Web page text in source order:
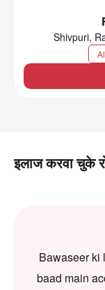
Shivpuri,
इलाज करवा चुके
Bawaseer ki
baad main